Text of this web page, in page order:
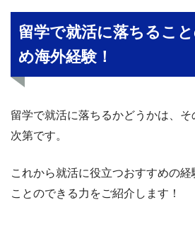
留学で就活に落ちるこ
め海外経験！
留学で就活に落ちるかどうかは、
次第です。
これから就活に役立つおすすめの
ことのできる力をご紹介します！